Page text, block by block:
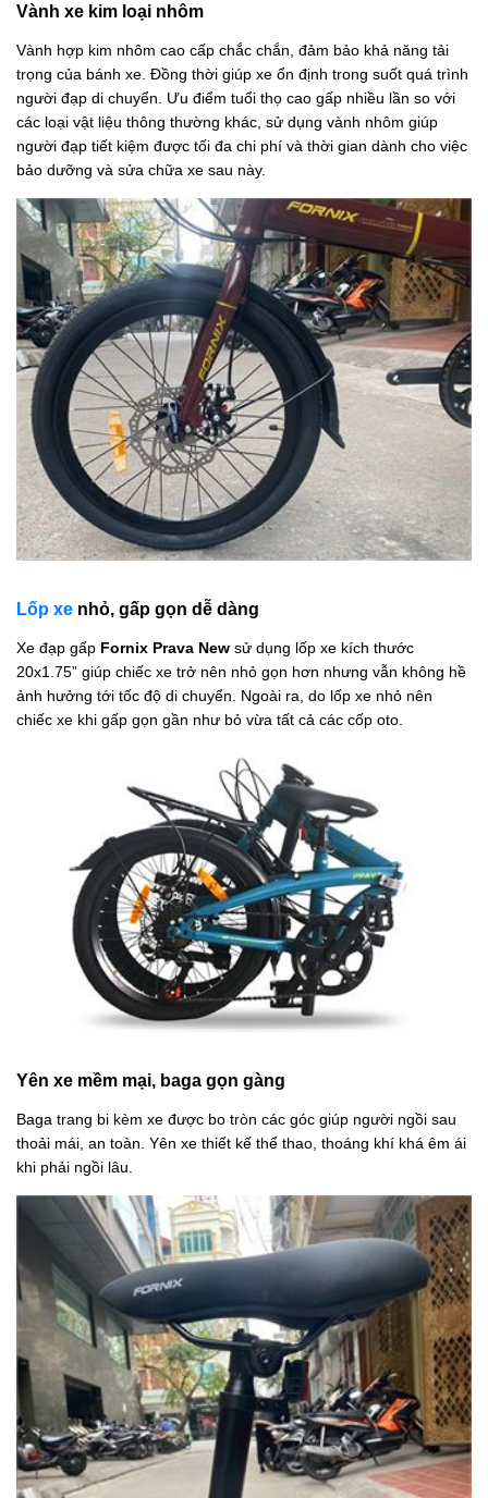
Vành xe kim loại nhôm
Vành hợp kim nhôm cao cấp chắc chắn, đảm bảo khả năng tải
trọng của bánh xe. Đồng thời giúp xe ổn định trong suốt quá trình
người đạp di chuyển. Ưu điểm tuổi thọ cao gấp nhiều lần so với
các loại vật liệu thông thường khác, sử dụng vành nhôm giúp
người đạp tiết kiệm được tối đa chi phí và thời gian dành cho việc
bảo dưỡng và sửa chữa xe sau này.
Lốp xe nhỏ, gấp gọn dễ dàng
Xe đạp gấp Fornix Prava New sử dụng lốp xe kích thước
20x1.75” giúp chiếc xe trở nên nhỏ gọn hơn nhưng vẫn không hề
ảnh hưởng tới tốc độ di chuyển. Ngoài ra, do lốp xe nhỏ nên
chiếc xe khi gấp gọn gần như bỏ vừa tất cả các cốp oto.
Yên xe mềm mại, baga gọn gàng
Baga trang bi kèm xe được bo tròn các góc giúp người ngồi sau
thoải mái, an toàn. Yên xe thiết kế thể thao, thoáng khí khá êm ái
khi phải ngồi lâu.